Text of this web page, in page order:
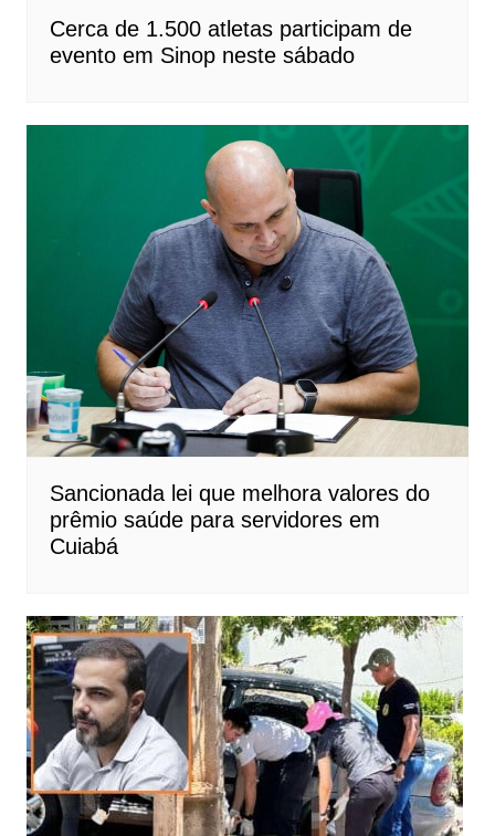
Cerca de 1.500 atletas participam de
evento em Sinop neste sábado
Sancionada lei que melhora valores do
prêmio saúde para servidores em
Cuiabá